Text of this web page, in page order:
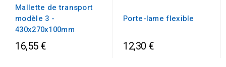
Mallette de transport
modèle 3 -
430x270x100mm
16,55 €
Porte-lame flexible
12,30 €